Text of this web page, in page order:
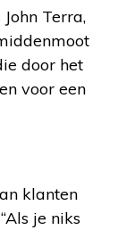
Terra,
door het
voor een
klanten
je niks